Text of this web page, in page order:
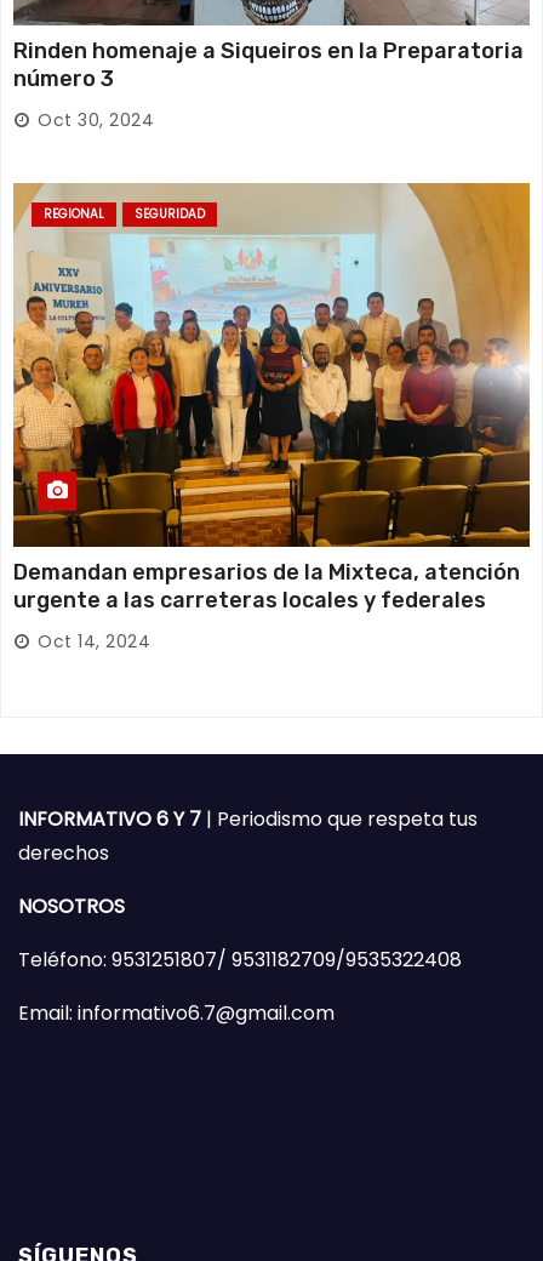
Rinden homenaje a Siqueiros en la Preparatoria
número 3
Oct 30, 2024
REGIONAL SEGURIDAD
Demandan empresarios de la Mixteca, atención
urgente a las carreteras locales y federales
Oct 14, 2024
INFORMATIVO 6 Y 7 | Periodismo que respeta tus
derechos
NOSOTROS
Teléfono: 9531251807/ 9531182709/9535322408
Email: informativo6.7@gmail.com
SÍGUENOS